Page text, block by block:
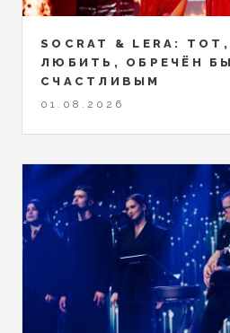
SOCRAT & LERA:
ЛЮБИТЬ, ОБРЕЧЁН
СЧАСТЛИВЫМ
01.08.2026